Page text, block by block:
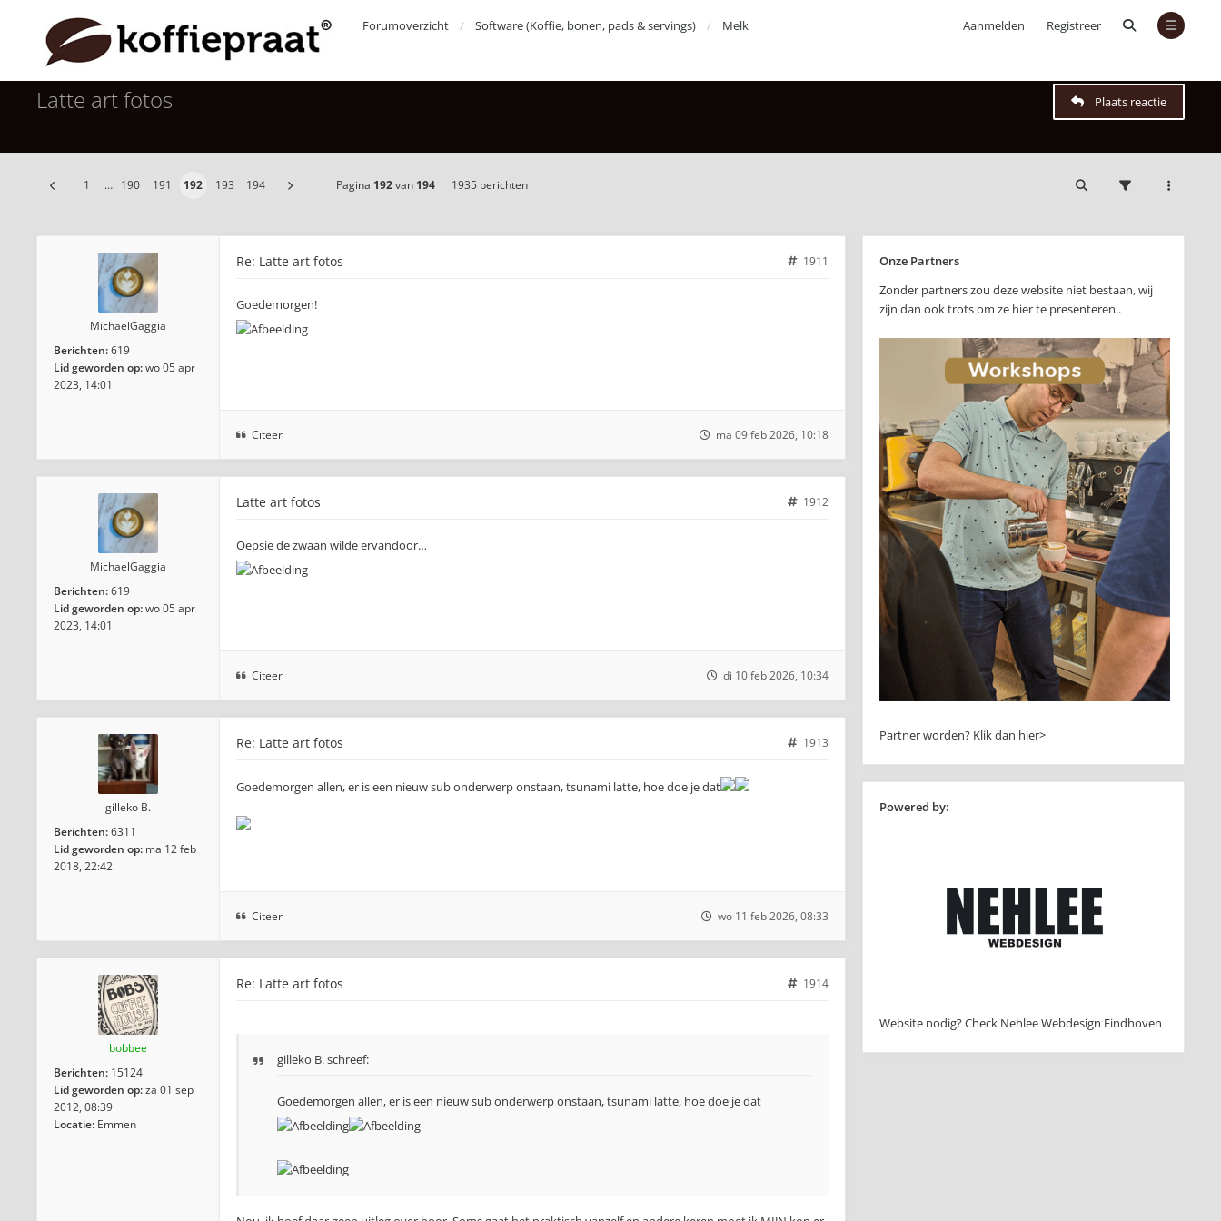
Aanmelden Registreer
Forumoverzicht Software (Koffie, bonen, pads & servings) Melk
Latte art fotos Plaats reactie
1 … 190 191 192 193 194 Pagina 192van 194 1935 berichten
MichaelGaggia
Berichten:619
Lid geworden op:wo 05 apr
2023, 14:01
Re: Latte art fotos 1911
Goedemorgen!
Citeer ma 09 feb 2026, 10:18
MichaelGaggia
Berichten:619
Lid geworden op:wo 05 apr
2023, 14:01
Latte art fotos 1912
Oepsie de zwaan wilde ervandoor…
Citeer di 10 feb 2026, 10:34
gilleko B.
Berichten:6311
Lid geworden op: ma 12 feb
2018, 22:42
Re: Latte art fotos 1913
Goedemorgen allen, er is een nieuw sub onderwerp onstaan, tsunami latte, hoe doe je dat
Citeer wo 11 feb 2026, 08:33
bobbee
Berichten: 15124
Lid geworden op:za 01 sep
2012, 08:39
Locatie: Emmen
Re: Latte art fotos 1914
gilleko B. schreef:
Goedemorgen allen, er is een nieuw sub onderwerp onstaan, tsunami latte, hoe doe je dat
Onze Partners
Zonder partners zou deze website niet bestaan, wij
zijn dan ook trots om ze hier te presenteren..
Partner worden? Klik dan hier>
Powered by:
Website nodig? Check Nehlee Webdesign Eindhoven